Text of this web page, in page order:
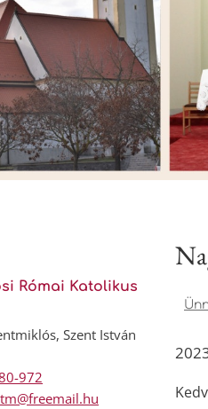
Római Katolikus
Szent István
972